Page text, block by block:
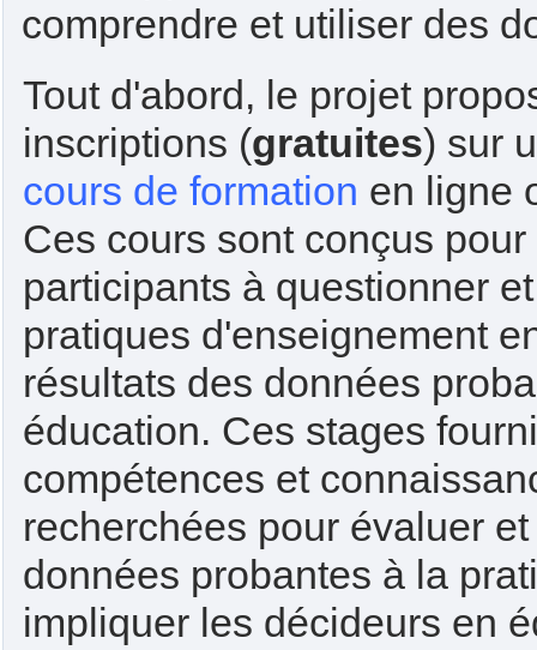
comprendre et utiliser des
Tout d'abord, le projet
inscriptions (gratuites) sur
cours de formation en ligne
Ces cours sont conçus
participants à questionner
pratiques d'enseignement
résultats des données
éducation. Ces stages
compétences et
recherchées pour évaluer
données probantes à la
impliquer les décideurs en